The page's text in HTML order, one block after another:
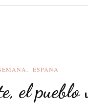
ESPAÑA
el pueblo